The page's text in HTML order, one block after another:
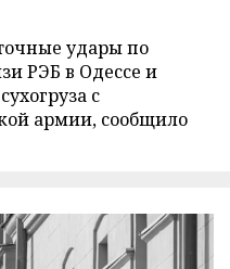
удары по
РЭБ в Одессе и
с
армии, сообщило